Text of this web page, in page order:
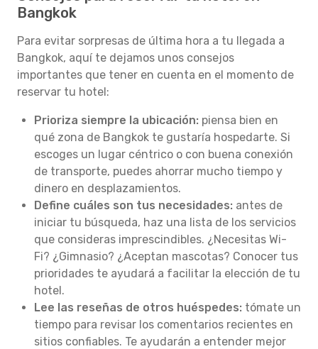
Bangkok
Para evitar sorpresas de última hora a tu llegada a
Bangkok, aquí te dejamos unos consejos
importantes que tener en cuenta en el momento de
reservar tu hotel:
Prioriza siempre la ubicación: piensa bien en
qué zona de Bangkok te gustaría hospedarte. Si
escoges un lugar céntrico o con buena conexión
de transporte, puedes ahorrar mucho tiempo y
dinero en desplazamientos.
Define cuáles son tus necesidades: antes de
iniciar tu búsqueda, haz una lista de los servicios
que consideras imprescindibles. ¿Necesitas Wi-
Fi? ¿Gimnasio? ¿Aceptan mascotas? Conocer tus
prioridades te ayudará a facilitar la elección de tu
hotel.
Lee las reseñas de otros huéspedes: tómate un
tiempo para revisar los comentarios recientes en
sitios confiables. Te ayudarán a entender mejor